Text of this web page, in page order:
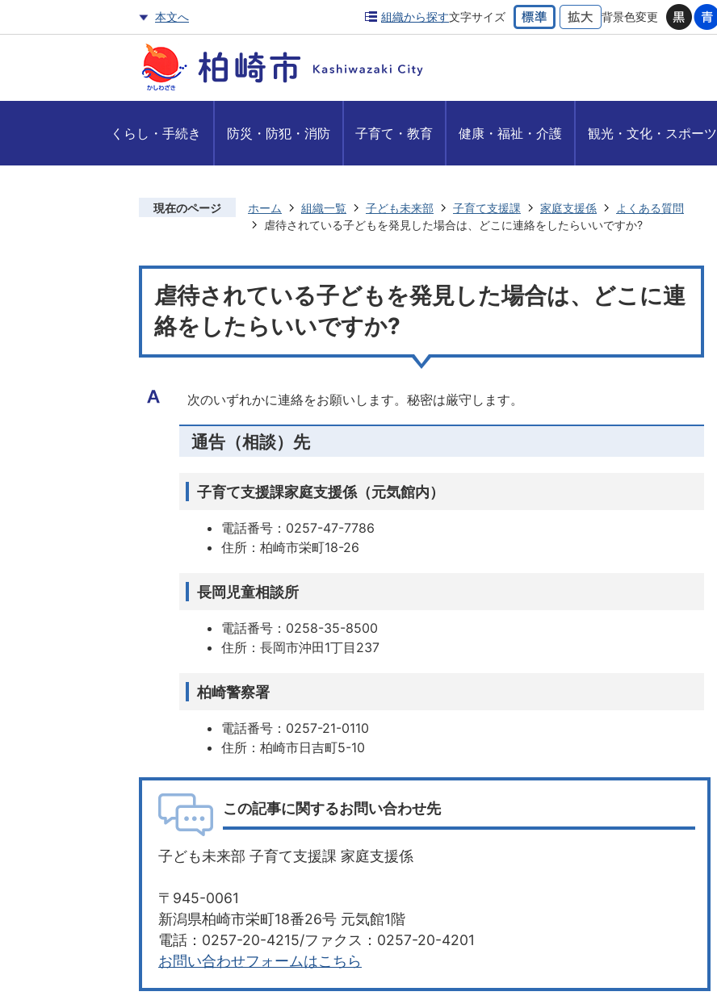
本文へ 組織から探す文字サイズ 背景色変更
くらし・手続き 防災・防犯・消防 子育て・教育 健康・福祉・介護 観光・文化・スポーツ
現在のページ ホーム 組織一覧 子ども未来部 子育て支援課 家庭支援係
よくある質問
虐待されている子どもを発見した場合は、どこに連絡をしたらいいですか?
虐待されている子どもを発見した場合は、どこに連
絡をしたらいいですか?
次のいずれかに連絡をお願いします。秘密は厳守します。
通告（相談）先
子育て支援課家庭支援係（元気館内）
電話番号：0257-47-7786
住所：柏崎市栄町18-26
長岡児童相談所
電話番号：0258-35-8500
住所：長岡市沖田1丁目237
柏崎警察署
電話番号：0257-21-0110
住所：柏崎市日吉町5-10
この記事に関するお問い合わせ先
子ども未来部 子育て支援課 家庭支援係
〒945-0061
新潟県柏崎市栄町18番26号 元気館1階
電話：0257-20-4215/ファクス：0257-20-4201
お問い合わせフォームはこちら